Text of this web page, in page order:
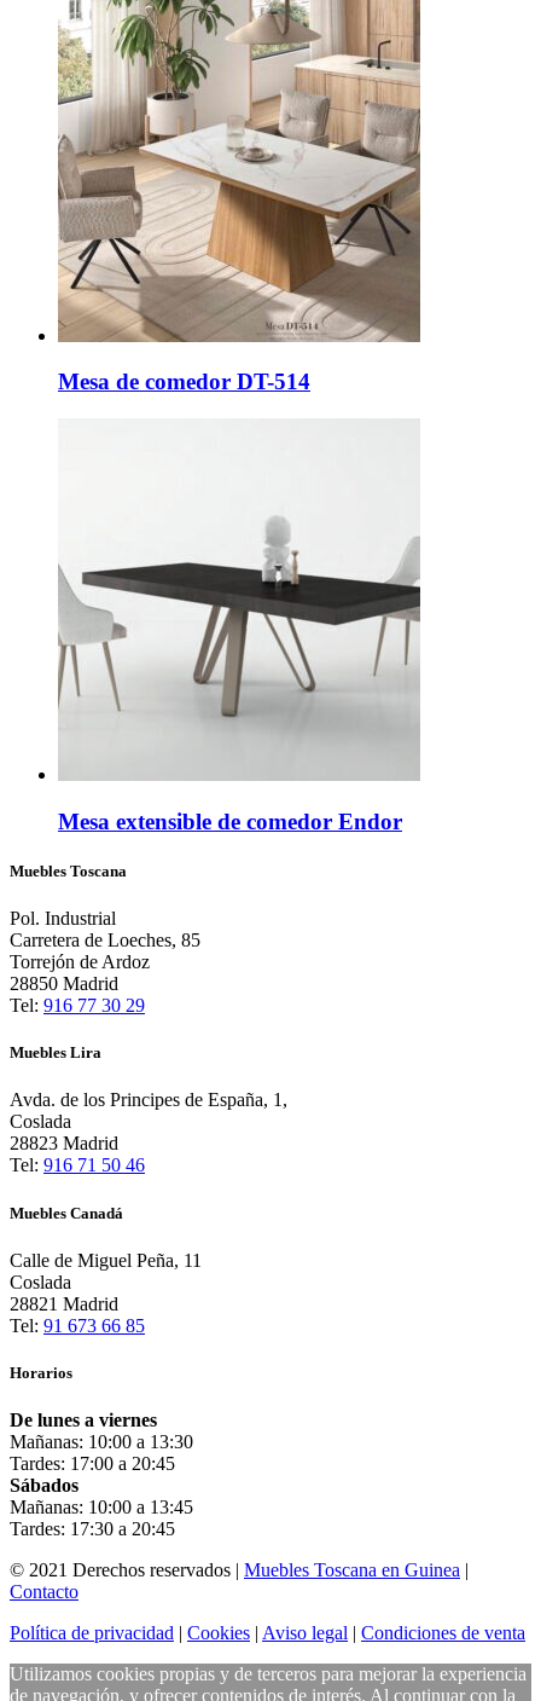
Mesa de comedor DT-514
Mesa extensible de comedor Endor
Muebles Toscana
Pol. Industrial
Carretera de Loeches, 85
Torrejón de Ardoz
28850 Madrid
Tel: 916 77 30 29
Muebles Lira
Avda. de los Principes de España, 1,
Coslada
28823 Madrid
Tel: 916 71 50 46
Muebles Canadá
Calle de Miguel Peña, 11
Coslada
28821 Madrid
Tel: 91 673 66 85
Horarios
De lunes a viernes
Mañanas: 10:00 a 13:30
Tardes: 17:00 a 20:45
Sábados
Mañanas: 10:00 a 13:45
Tardes: 17:30 a 20:45
© 2021 Derechos reservados | Muebles Toscana en Guinea |
Contacto
Política de privacidad | Cookies | Aviso legal | Condiciones de venta
Utilizamos cookies propias y de terceros para mejorar la experiencia
de navegación, y ofrecer contenidos de interés. Al continuar con la